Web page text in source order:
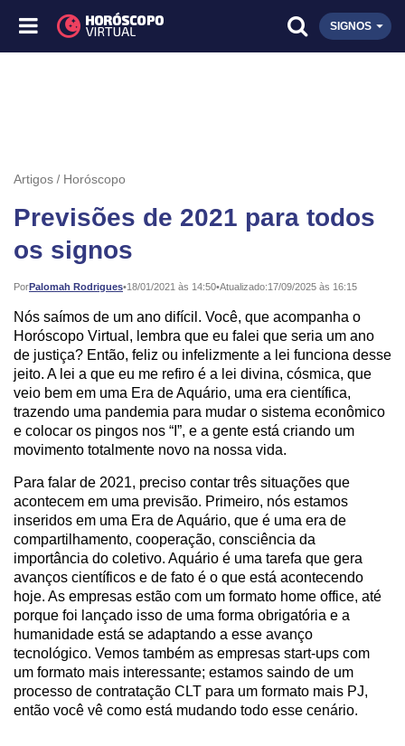
SIGNOS
Artigos Horóscopo
Previsões de 2021 para todos
os signos
PorPalomah Rodrigues•
Publicado: 18/01/2021 às 14:50•Atualizado:17/09/2025 às 16:15
Nós saímos de um ano difícil. Você, que acompanha o
Horóscopo Virtual, lembra que eu falei que seria um ano
de justiça? Então, feliz ou infelizmente a lei funciona desse
jeito. A lei a que eu me refiro é a lei divina, cósmica, que
veio bem em uma Era de Aquário, uma era científica,
trazendo uma pandemia para mudar o sistema econômico
e colocar os pingos nos “I”, e a gente está criando um
movimento totalmente novo na nossa vida.
Para falar de 2021, preciso contar três situações que
acontecem em uma previsão. Primeiro, nós estamos
inseridos em uma Era de Aquário, que é uma era de
compartilhamento, cooperação, consciência da
importância do coletivo. Aquário é uma tarefa que gera
avanços científicos e de fato é o que está acontecendo
hoje. As empresas estão com um formato home office, até
porque foi lançado isso de uma forma obrigatória e a
humanidade está se adaptando a esse avanço
tecnológico. Vemos também as empresas start-ups com
um formato mais interessante; estamos saindo de um
processo de contratação CLT para um formato mais PJ,
então você vê como está mudando todo esse cenário.